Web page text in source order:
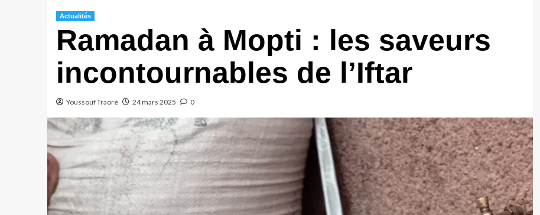
Actualités
Ramadan à Mopti : les saveurs
incontournables de l’Iftar
Youssouf Traoré 24 mars 2025 0